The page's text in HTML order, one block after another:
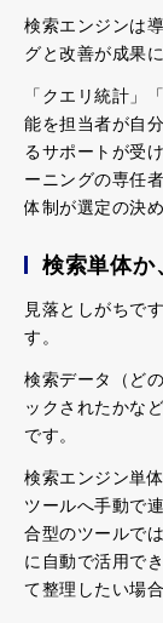
検索エンジンは
グと改善が成果
「クエリ統計」
能を担当者が自
るサポートが受
ーニングの専任
体制が選定の決
検索単体
見落としがちで
す。
検索データ（ど
ックされたかな
です。
検索エ ンジン単
ツールへ手動で
合型のツールで
に自動で活用で
て整理したい場